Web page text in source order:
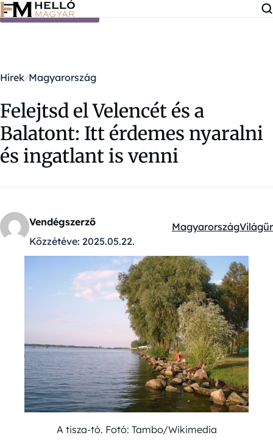
Ugrás a tartalomra
Hírek Magyarország
Felejtsd el Velencét és a
Balatont: Itt érdemes nyaralni
és ingatlant is venni
Vendégszerző
Közzétéve: 2025.05.22.
Kategóriák:
MagyarországVilágűr
A tisza-tó. Fotó: Tambo/Wikimedia